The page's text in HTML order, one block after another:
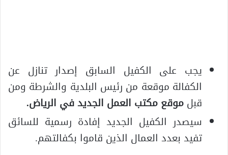
يجب على الكفيل السابق إصدار تنازل عن
الكفالة موقعة من رئيس البلدية والشرطة ومن
قبلموقع مكتب العمل الجديد في الرياض.
سيصدر الكفيل الجديد إفادة رسمية للسائق
تفيد بعدد العمال الذين قاموا بكفالتهم.